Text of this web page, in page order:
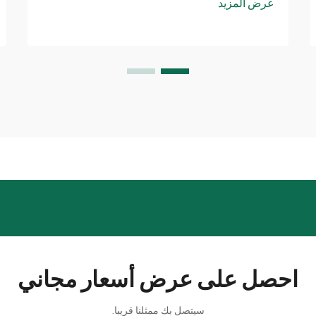
الأنفاق مسبقًا يمنع توقف العمل المكلف لأن
عرض المزيد
احصل على عرض أسعار مجاني
سيتصل بك ممثلنا قريبا.